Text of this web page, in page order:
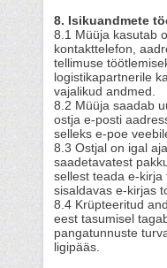
8. Isikuandmete
8.1 Müüja kasutab
kontakttelefon,
tellimuse
logistikapartnerile
vajalikud andmed.
8.2 Müüja saadab
ostja e-posti
selleks e-poe
8.3 Ostjal on igal
saadetavatest
sellest teada e-kirja
sisaldavas e-kirjas
8.4 Krüpteeritud
eest tasumisel
pangatunnuste
ligipääs.